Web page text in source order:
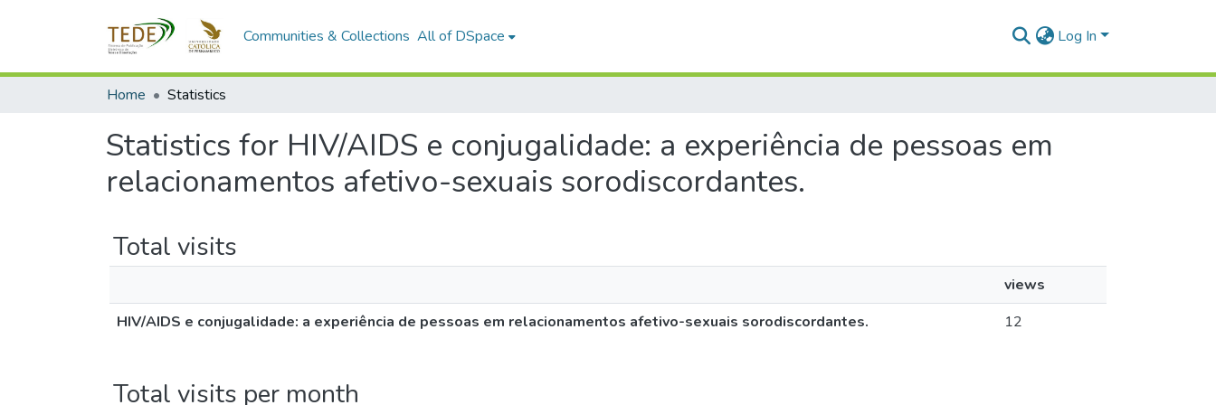
Communities & Collections All of DSpace Log In
Home Statistics
Statistics for HIV/AIDS e conjugalidade: a experiência de pessoas em
relacionamentos afetivo-sexuais sorodiscordantes.
Total visits
views
HIV/AIDS e conjugalidade: a experiência de pessoas em relacionamentos afetivo-sexuais sorodiscordantes.
12
Total visits per month